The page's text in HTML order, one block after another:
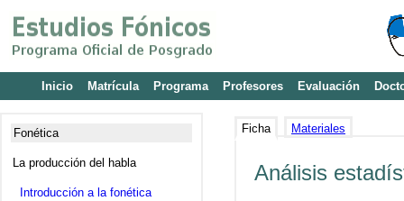
Inicio Matrícula Programa Profesores Evaluación
Fonética
La producción del habla
Introducción a la fonética
Ficha Materiales
Análisis